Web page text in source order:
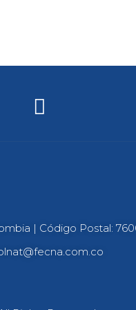
| Código Postal: